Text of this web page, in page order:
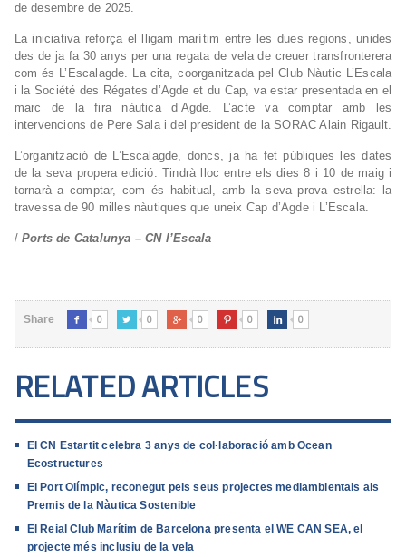
de desembre de 2025.
La iniciativa reforça el lligam marítim entre les dues regions, unides
des de ja fa 30 anys per una regata de vela de creuer transfronterera
com és L’Escalagde. La cita, coorganitzada pel Club Nàutic L’Escala
i la Société des Régates d’Agde et du Cap, va estar presentada en el
marc de la fira nàutica d’Agde. L’acte va comptar amb les
intervencions de Pere Sala i del president de la SORAC Alain Rigault.
L’organització de L’Escalagde, doncs, ja ha fet públiques les dates
de la seva propera edició. Tindrà lloc entre els dies 8 i 10 de maig i
tornarà a comptar, com és habitual, amb la seva prova estrella: la
travessa de 90 milles nàutiques que uneix Cap d’Agde i L’Escala.
/Ports de Catalunya – CN l’Escala
Share  0  0  0  0  0
RELATED ARTICLES
El CN Estartit celebra 3 anys de col·laboració amb Ocean
Ecostructures
El Port Olímpic, reconegut pels seus projectes mediambientals als
Premis de la Nàutica Sostenible
El Reial Club Marítim de Barcelona presenta el WE CAN SEA, el
projecte més inclusiu de la vela